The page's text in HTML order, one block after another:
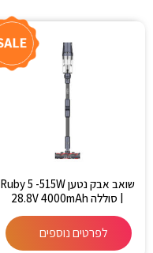
שואב אבק נטען Ruby 5 -515W
| סוללה 28.8V 4000mAh
לפרטים נוספים